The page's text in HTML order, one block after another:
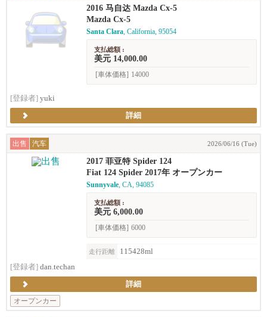
2016 马自达 Mazda Cx-5
Mazda Cx-5
Santa Clara, California, 95054
支払総額 :
美元 14,000.00
[車体価格] 14000
[登録者] yuki
詳細
出售 汽车 2026/06/16 (Tue)
2017 菲亚特 Spider 124
Fiat 124 Spider 2017年 オープンカー
Sunnyvale, CA, 94085
支払総額 :
美元 6,000.00
[車体価格] 6000
走行距離
115428ml
[登録者] dan.techan
詳細
オープンカー